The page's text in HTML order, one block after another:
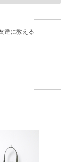
達に教える